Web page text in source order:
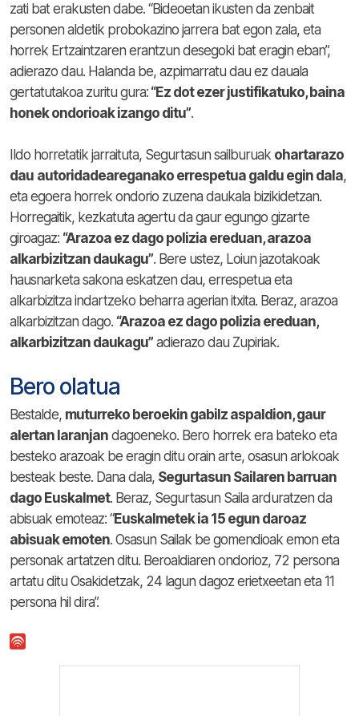
zati bat erakusten dabe. “Bideoetan ikusten da zenbait
personen aldetik probokazino jarrera bat egon zala, eta
horrek Ertzaintzaren erantzun desegoki bat eragin eban”,
adierazo dau. Halanda be, azpimarratu dau ez dauala
gertatutakoa zuritu gura: “Ez dot ezer justifikatuko, baina
honek ondorioak izango ditu”.
Ildo horretatik jarraituta, Segurtasun sailburuak ohartarazo
dau autoridadeareganako errespetua galdu egin dala,
eta egoera horrek ondorio zuzena daukala bizikidetzan.
Horregaitik, kezkatuta agertu da gaur egungo gizarte
giroagaz: “Arazoa ez dago polizia ereduan, arazoa
alkarbizitzan daukagu”. Bere ustez, Loiun jazotakoak
hausnarketa sakona eskatzen dau, errespetua eta
alkarbizitza indartzeko beharra agerian itxita. Beraz, arazoa
alkarbizitzan dago. “Arazoa ez dago polizia ereduan,
alkarbizitzan daukagu” adierazo dau Zupiriak.
Bero olatua
Bestalde, muturreko beroekin gabilz aspaldion, gaur
alertan laranjan dagoeneko. Bero horrek era bateko eta
besteko arazoak be eragin ditu orain arte, osasun arlokoak
besteak beste. Dana dala, Segurtasun Sailaren barruan
dago Euskalmet. Beraz, Segurtasun Saila arduratzen da
abisuak emoteaz: “Euskalmetek ia 15 egun daroaz
abisuak emoten. Osasun Sailak be gomendioak emon eta
personak artatzen ditu. Beroaldiaren ondorioz, 72 persona
artatu ditu Osakidetzak, 24 lagun dagoz erietxeetan eta 11
persona hil dira”.